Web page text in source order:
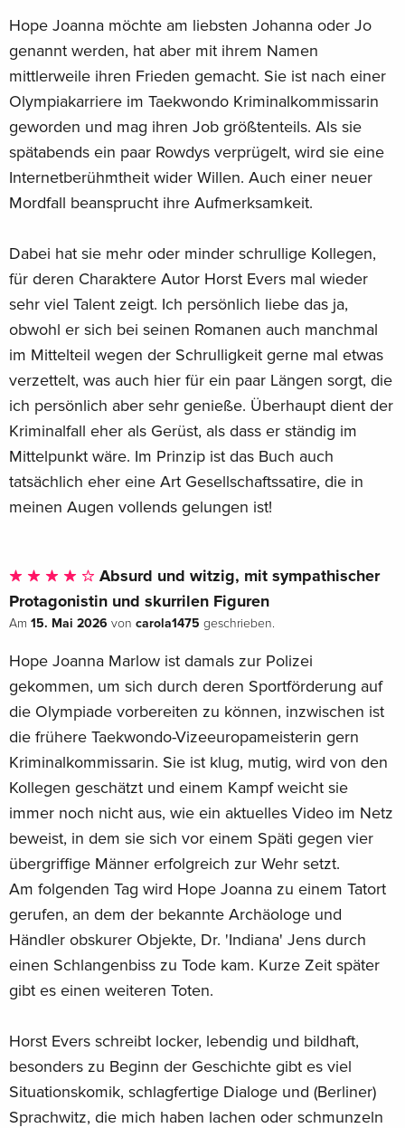
Hope Joanna möchte am liebsten Johanna oder Jo
genannt werden, hat aber mit ihrem Namen
mittlerweile ihren Frieden gemacht. Sie ist nach einer
Olympiakarriere im Taekwondo Kriminalkommissarin
geworden und mag ihren Job größtenteils. Als sie
spätabends ein paar Rowdys verprügelt, wird sie eine
Internetberühmtheit wider Willen. Auch einer neuer
Mordfall beansprucht ihre Aufmerksamkeit.
Dabei hat sie mehr oder minder schrullige Kollegen,
für deren Charaktere Autor Horst Evers mal wieder
sehr viel Talent zeigt. Ich persönlich liebe das ja,
obwohl er sich bei seinen Romanen auch manchmal
im Mittelteil wegen der Schrulligkeit gerne mal etwas
verzettelt, was auch hier für ein paar Längen sorgt, die
ich persönlich aber sehr genieße. Überhaupt dient der
Kriminalfall eher als Gerüst, als dass er ständig im
Mittelpunkt wäre. Im Prinzip ist das Buch auch
tatsächlich eher eine Art Gesellschaftssatire, die in
meinen Augen vollends gelungen ist!
Absurd und witzig, mit sympathischer
Protagonistin und skurrilen Figuren
Am 15. Mai 2026 von carola1475 geschrieben.
Hope Joanna Marlow ist damals zur Polizei
gekommen, um sich durch deren Sportförderung auf
die Olympiade vorbereiten zu können, inzwischen ist
die frühere Taekwondo-Vizeeuropameisterin gern
Kriminalkommissarin. Sie ist klug, mutig, wird von den
Kollegen geschätzt und einem Kampf weicht sie
immer noch nicht aus, wie ein aktuelles Video im Netz
beweist, in dem sie sich vor einem Späti gegen vier
übergriffige Männer erfolgreich zur Wehr setzt.
Am folgenden Tag wird Hope Joanna zu einem Tatort
gerufen, an dem der bekannte Archäologe und
Händler obskurer Objekte, Dr. 'Indiana' Jens durch
einen Schlangenbiss zu Tode kam. Kurze Zeit später
gibt es einen weiteren Toten.
Horst Evers schreibt locker, lebendig und bildhaft,
besonders zu Beginn der Geschichte gibt es viel
Situationskomik, schlagfertige Dialoge und (Berliner)
Sprachwitz, die mich haben lachen oder schmunzeln